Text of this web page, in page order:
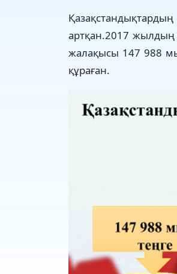
артқан.2017 жылдың
жалақысы 147 988
құраған.